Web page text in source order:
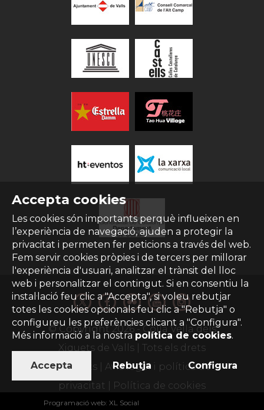
Accepta cookies
Les cookies són importants perquè influeixen en
l’experiència de navegació, ajuden a protegir la
privacitat i permeten fer peticions a través del web.
Fem servir cookies pròpies i de tercers per millorar
l'experiència d'usuari, analitzar el trànsit del lloc
web i personalitzar el contingut. Si en consentiu la
instal·lació feu clic a "Accepta", si voleu rebutjar
totes les cookies opcionals feu clic a "Rebutja" o
configureu les preferències clicant a "Configura".
Més informació a la nostrapolítica de cookies.
Accepta Rebutja Configura
© Copyright2026- Colla Vella dels
Xiquets de Valls | Tots els drets
reservats | Avís legal i política de
privacitat
Política de cookies
Programació web: XL Social